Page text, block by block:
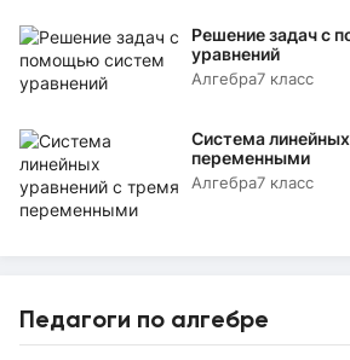
Решение задач с
уравнений
Алгебра7 класс
Система
переменными
Алгебра7 класс
Педагоги по алгебре